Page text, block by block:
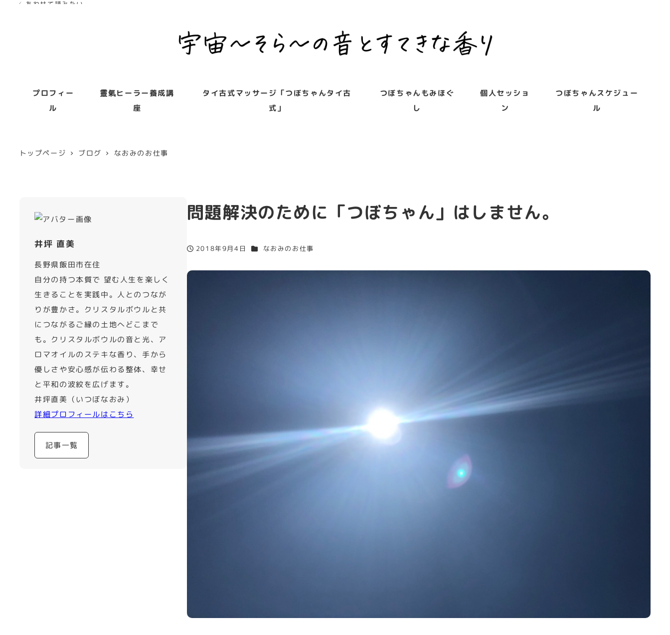
プロフィー
ル
靈氣ヒーラー養成講
座
タイ古式マッサージ「つぼちゃんタイ古
式」
つぼちゃんもみほぐ
し
個人セッショ
ン
つぼちゃんスケジュー
ル
トップページ ブログ なおみのお仕事
問題解決のために「つぼちゃん」はしません。
投稿日
2018年9月4日 カテゴリー
なおみのお仕事
✓ あわせて読みたい
✓ あわせて読みたい
井坪 直美
長野県飯田市在住
自分の持つ本質で 望む人生を楽しく
生きることを実践中。人とのつなが
りが豊かさ。クリスタルボウルと共
につながるご縁の土地へどこまで
も。クリスタルボウルの音と光、ア
ロマオイルのステキな香り、手から
優しさや安心感が伝わる整体、幸せ
と平和の波紋を広げます。
井坪直美（いつぼなおみ）
詳細プロフィールはこちら
記事一覧